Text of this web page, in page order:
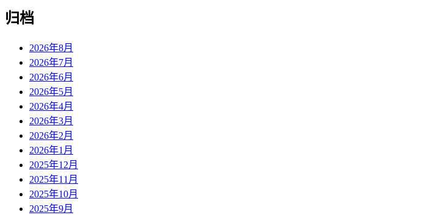
归档
2026年8月
2026年7月
2026年6月
2026年5月
2026年4月
2026年3月
2026年2月
2026年1月
2025年12月
2025年11月
2025年10月
2025年9月